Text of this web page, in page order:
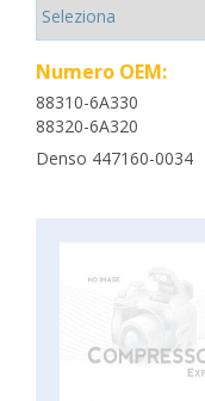
Numero OEM:
88310-6A330
88320-6A320
Denso 447160-0034